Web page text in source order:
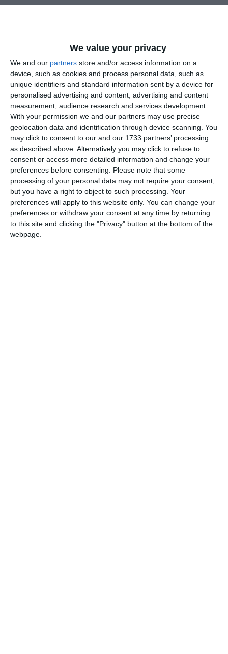
We value your privacy
We and our partners store and/or access information on a
device, such as cookies and process personal data, such as
unique identifiers and standard information sent by a device for
personalised advertising and content, advertising and content
measurement, audience research and services development.
With your permission we and our partners may use precise
geolocation data and identification through device scanning. You
may click to consent to our and our 1733 partners’ processing
as described above. Alternatively you may click to refuse to
consent or access more detailed information and change your
preferences before consenting.
Please note that some
processing of your personal data may not require your consent,
but you have a right to object to such processing. Your
preferences will apply to this website only. You can change your
preferences or withdraw your consent at any time by returning
to this site and clicking the "Privacy" button at the bottom of the
webpage.
COMENTARII
Email
Comentariu
Am citit si sunt de acord curegulile de postare
Acest formular colectează numele, e-mailul şi conținutul mesajului, astfel încât
să putem urmări comentariile tale pe site. Nu vom folosi datele tale în alt scop.
Pentru mai multe informaţii, consultă politica noastră de confidenţialitate, unde vei
primi mai multe privind informaţii despre cum și de ce stocăm datele tale.